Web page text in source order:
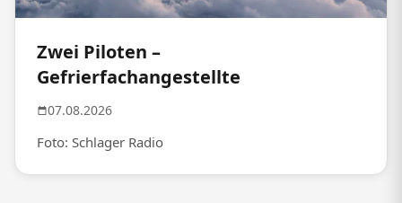
Zwei Piloten –
Gefrierfachangestellte
07.08.2026
Foto: Schlager Radio